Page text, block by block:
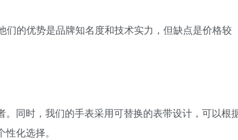
的优势是品牌知名度和技术实力，但缺点是价格较
同时，我们的手表采用可替换的表带设计，可以根
化选择。